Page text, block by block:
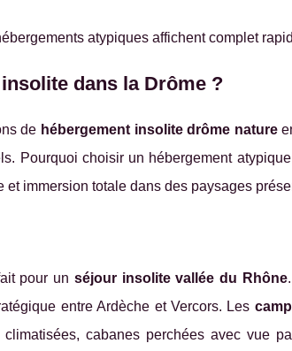
atypiques affichent complet
dans la Drôme ?
de hébergement insolite drôme nature
Pourquoi choisir un hébergement
immersion totale dans des paysages
pour un séjour insolite vallée du Rhône
entre Ardèche et Vercors. Les
cabanes perchées avec vue